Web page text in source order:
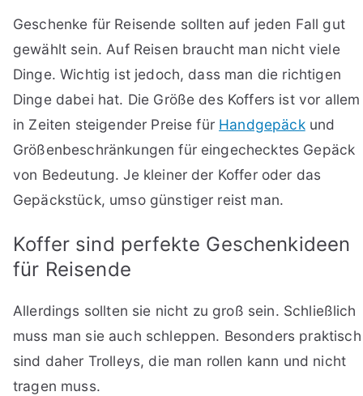
Geschenke für Reisende sollten auf jeden Fall gut
gewählt sein. Auf Reisen braucht man nicht viele
Dinge. Wichtig ist jedoch, dass man die richtigen
Dinge dabei hat. Die Größe des Koffers ist vor allem
in Zeiten steigender Preise für Handgepäckund
Größenbeschränkungen für eingechecktes Gepäck
von Bedeutung. Je kleiner der Koffer oder das
Gepäckstück, umso günstiger reist man.
Koffer sind perfekte Geschenkideen
für Reisende
Allerdings sollten sie nicht zu groß sein. Schließlich
muss man sie auch schleppen. Besonders praktisch
sind daher Trolleys, die man rollen kann und nicht
tragen muss.